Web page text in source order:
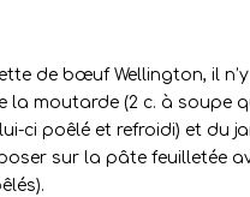
de bœuf Wellington, il
la moutarde (2 c. à soupe
ci poêlé et refroidi) et du
sur la pâte feuilletée